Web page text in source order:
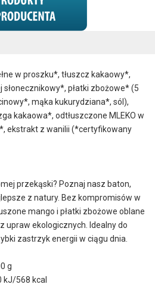
w proszku*, tłuszcz kakaowy*,
słonecznikowy*, płatki zbożowe* (5
mąka kukurydziana*, sól),
kakaowa*, odtłuszczone MLEKO w
ekstrakt z wanilii (*certyfikowany
przekąski? Poznaj nasz baton,
z natury. Bez kompromisów w
mango i płatki zbożowe oblane
upraw ekologicznych. Idealny do
zastrzyk energii w ciągu dnia.
g
kJ/568 kcal